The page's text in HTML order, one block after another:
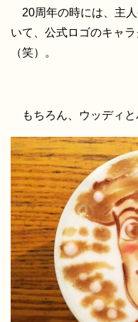
20周年の時には、主
いて、公式ロゴのキャ
（笑）。
もちろん、ウッディと